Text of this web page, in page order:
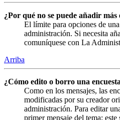
¿Por qué no se puede añadir más
El límite para opciones de
administración. Si necesita
comuníquese con La
Arriba
¿Cómo edito o borro una
Como en los mensajes, las
modificadas por su creador
administración. Para editar
primer mensaje del tema; este